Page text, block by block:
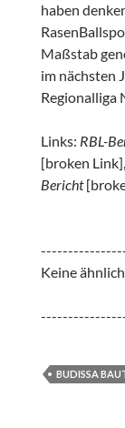
haben
Maßstab
im nächsten
Regionalliga
Links: RBL-
[broken Link],
Bericht
Keine
BUDISSA